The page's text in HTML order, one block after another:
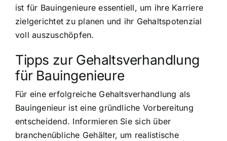
ist für Bauingenieure essentiell, um ihre Karriere
zielgerichtet zu planen und ihr Gehaltspotenzial
voll auszuschöpfen.
Tipps zur Gehaltsverhandlung
für Bauingenieure
Für eine erfolgreiche Gehaltsverhandlung als
Bauingenieur ist eine gründliche Vorbereitung
entscheidend. Informieren Sie sich über
branchenübliche Gehälter, um realistische